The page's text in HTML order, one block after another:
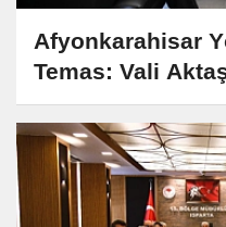
Afyonkarahisar
Temas: Vali